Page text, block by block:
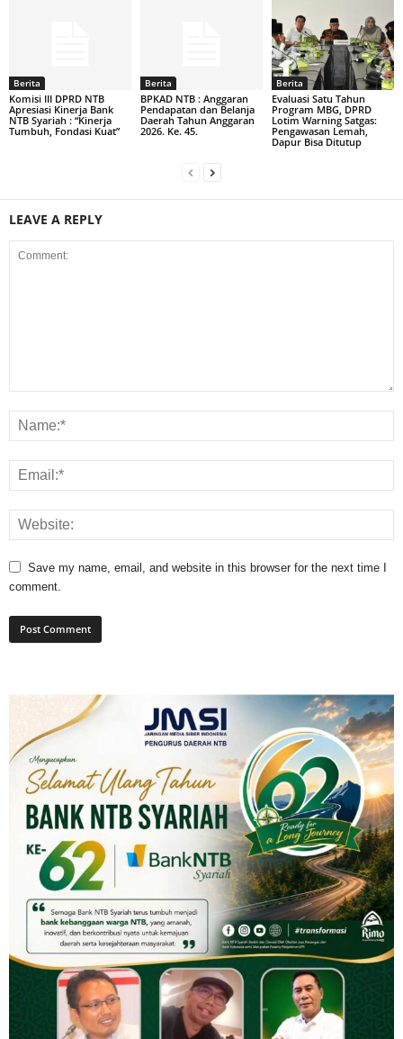
Berita
Komisi III DPRD NTB
Apresiasi Kinerja Bank
NTB Syariah : “Kinerja
Tumbuh, Fondasi Kuat”
Berita
BPKAD NTB : Anggaran
Pendapatan dan Belanja
Daerah Tahun Anggaran
2026. Ke. 45.
Berita
Evaluasi Satu Tahun
Program MBG, DPRD
Lotim Warning Satgas:
Pengawasan Lemah,
Dapur Bisa Ditutup
LEAVE A REPLY
Save my name, email, and website in this browser for the next time I
comment.